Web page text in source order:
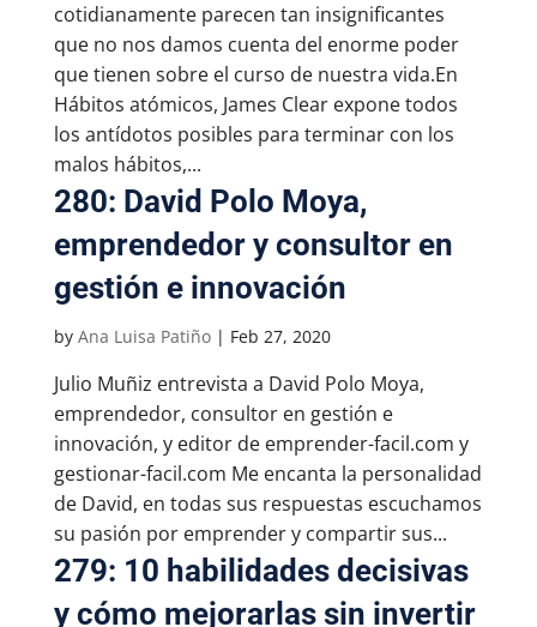
cotidianamente parecen tan insignificantes
que no nos damos cuenta del enorme poder
que tienen sobre el curso de nuestra vida.En
Hábitos atómicos, James Clear expone todos
los antídotos posibles para terminar con los
malos hábitos,...
280: David Polo Moya,
emprendedor y consultor en
gestión e innovación
by Ana Luisa Patiño| Feb 27, 2020
Julio Muñiz entrevista a David Polo Moya,
emprendedor, consultor en gestión e
innovación, y editor de emprender-facil.com y
gestionar-facil.com Me encanta la personalidad
de David, en todas sus respuestas escuchamos
su pasión por emprender y compartir sus...
279: 10 habilidades decisivas
y cómo mejorarlas sin invertir